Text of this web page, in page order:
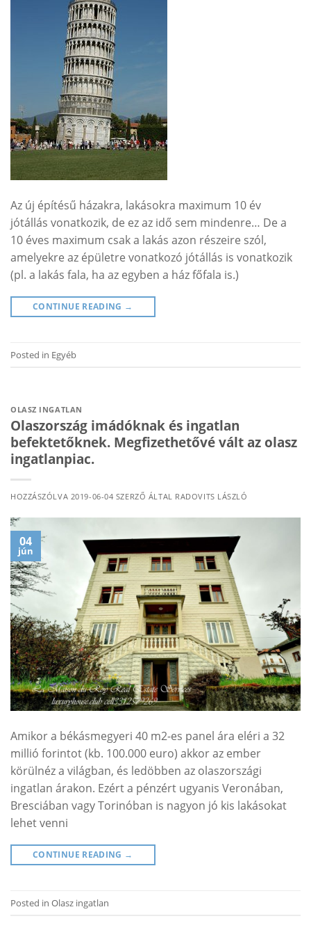
Az új építésű házakra, lakásokra maximum 10 év
jótállás vonatkozik, de ez az idő sem mindenre… De a
10 éves maximum csak a lakás azon részeire szól,
amelyekre az épületre vonatkozó jótállás is vonatkozik
(pl. a lakás fala, ha az egyben a ház főfala is.)
CONTINUE READING →
Posted in Egyéb
OLASZ INGATLAN
Olaszország imádóknak és ingatlan
befektetőknek. Megfizethetővé vált az olasz
ingatlanpiac.
HOZZÁSZÓLVA 2019-06-04 SZERZŐ ÁLTAL RADOVITS LÁSZLÓ
04
jún
Amikor a békásmegyeri 40 m2-es panel ára eléri a 32
millió forintot (kb. 100.000 euro) akkor az ember
körülnéz a világban, és ledöbben az olaszországi
ingatlan árakon. Ezért a pénzért ugyanis Veronában,
Bresciában vagy Torinóban is nagyon jó kis lakásokat
lehet venni
CONTINUE READING →
Posted in Olasz ingatlan